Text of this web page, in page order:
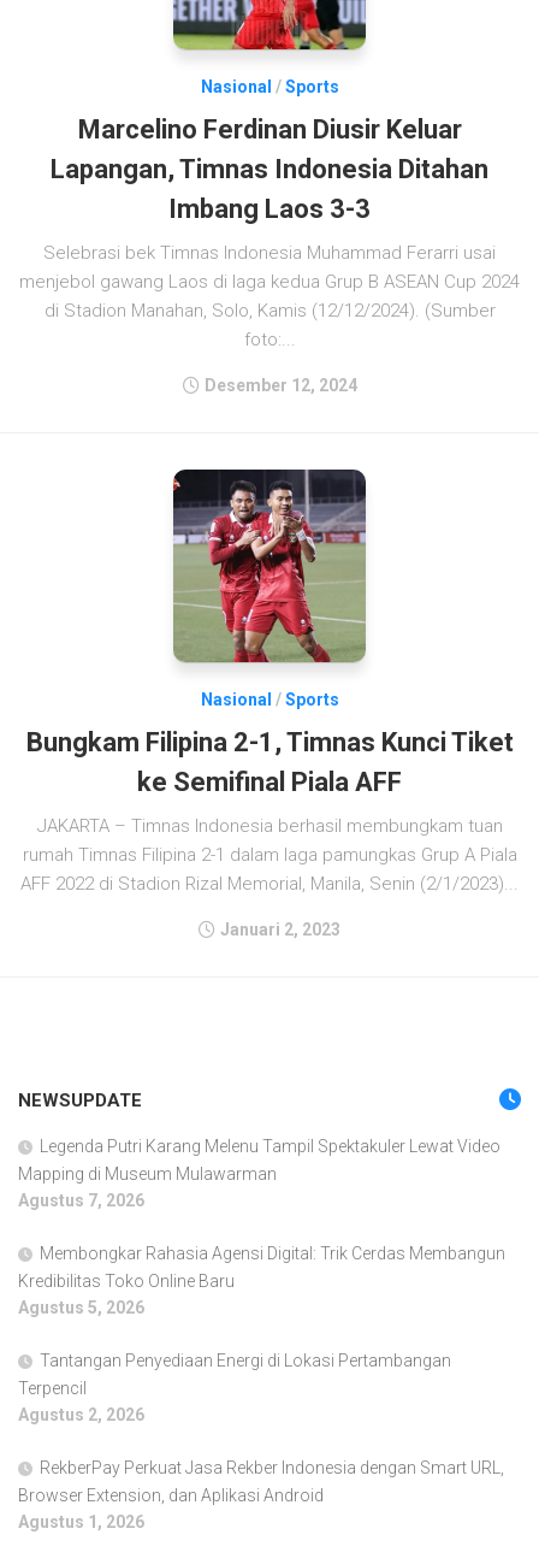
Nasional /Sports
Marcelino Ferdinan Diusir Keluar
Lapangan, Timnas Indonesia Ditahan
Imbang Laos 3-3
Selebrasi bek Timnas Indonesia Muhammad Ferarri usai
menjebol gawang Laos di laga kedua Grup B ASEAN Cup 2024
di Stadion Manahan, Solo, Kamis (12/12/2024). (Sumber
foto:...
Desember 12, 2024
Nasional /Sports
Bungkam Filipina 2-1, Timnas Kunci Tiket
ke Semifinal Piala AFF
JAKARTA – Timnas Indonesia berhasil membungkam tuan
rumah Timnas Filipina 2-1 dalam laga pamungkas Grup A Piala
AFF 2022 di Stadion Rizal Memorial, Manila, Senin (2/1/2023)...
Januari 2, 2023
NEWSUPDATE
Legenda Putri Karang Melenu Tampil Spektakuler Lewat Video
Mapping di Museum Mulawarman
Agustus 7, 2026
Membongkar Rahasia Agensi Digital: Trik Cerdas Membangun
Kredibilitas Toko Online Baru
Agustus 5, 2026
Tantangan Penyediaan Energi di Lokasi Pertambangan
Terpencil
Agustus 2, 2026
RekberPay Perkuat Jasa Rekber Indonesia dengan Smart URL,
Browser Extension, dan Aplikasi Android
Agustus 1, 2026